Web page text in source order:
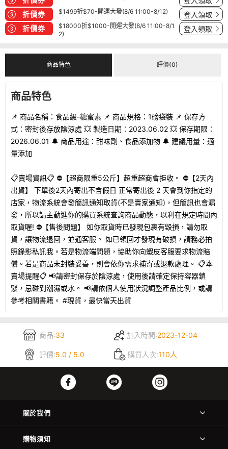
折價券 $1499折$70-開運大發(8/6 11:00-8/12) 登入領取
折價券
$18000折$1000-開運大發(8/6 11:00-8/1
2)
登入領取
商品特色 評價(0)
商品特色
📌 商品名稱：食品級-糖蜜素 📌 商品規格：1磅袋裝 📌 保存方
式：密封後存放陰涼處 💥 製造日期：2023.06.02 💥 保存期限：
2026.06.01 🔔 商品用途：甜味劑、食品添加物 🔔 建議用量：適
量添加
📋賣場資訊📋 ⛔【超商限重5公斤】超重超商會拒收。 ⛔【2天內
出貨】 下單後2天內寄出不含假日 正常寄出後 2 天會到你指定的
店家，物流系統會發簡訊通知取貨(不是賣家通知)，但簡訊也會漏
發，所以請主動進你的購買系統查詢商品動態，以利在規定時間內
取貨喔! ⛔【售後問題】 如你取貨時已發現包裹有毀損，請勿取
貨，讓物流退回，並通客服。 如已領回才發現有破損，請務必拍
照錄影私訊我。若是物流端問題，協助你向蝦皮客服要求物流賠
償。若是商品未封裝妥善，則會依你需求補寄或退款處理。 📋本
賣場提醒📋 📢請密封保存於陰涼處，使用後請確定保持容器鎖
緊，忌碰到潮濕或水。 📢請依個人使用狀況調整產品比例，或請
參考相關書籍。 #現貨，最快當天出貨
商品:33 加入時間:2023-12-04
評價:5.0 / 5.0 購買人次:110人
關於我們
購物須知